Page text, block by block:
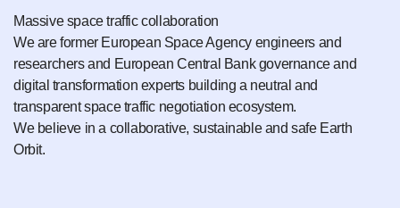
Massive space traffic collaboration
We are former European Space Agency engineers and
researchers and European Central Bank governance and
digital transformation experts building a neutral and
transparent space traffic negotiation ecosystem.
We believe in a collaborative, sustainable and safe Earth
Orbit.